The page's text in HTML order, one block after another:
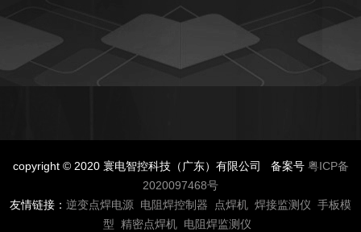
copyright © 2020 寰电智控科技（广东）有限公司 备案号 粤ICP备
2020097468号
友情链接： 逆变点焊电源 电阻焊控制器 点焊机 焊接监测仪 手板模
型 精密点焊机 电阻焊监测仪